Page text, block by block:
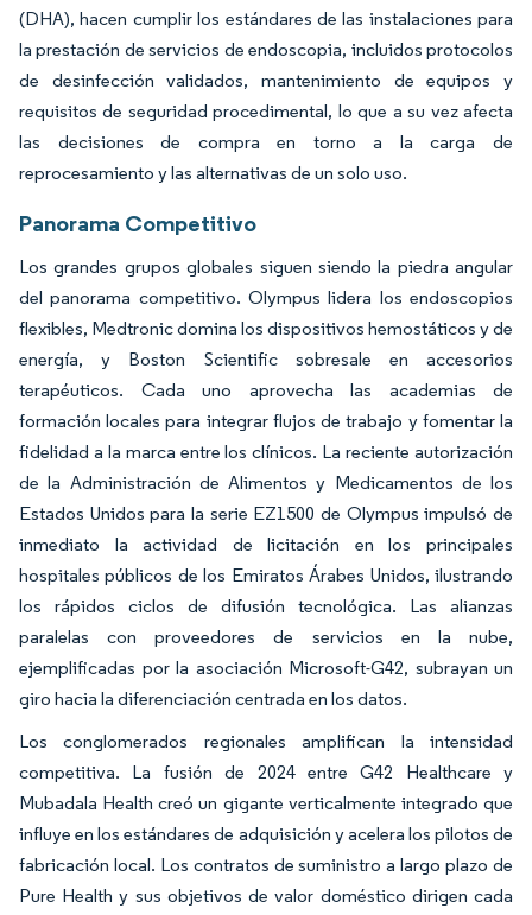
(DHA), hacen cumplir los estándares de las instalaciones para
la prestación de servicios de endoscopia, incluidos protocolos
de desinfección validados, mantenimiento de equipos y
requisitos de seguridad procedimental, lo que a su vez afecta
las decisiones de compra en torno a la carga de
reprocesamiento y las alternativas de un solo uso.
Panorama Competitivo
Los grandes grupos globales siguen siendo la piedra angular
del panorama competitivo. Olympus lidera los endoscopios
flexibles, Medtronic domina los dispositivos hemostáticos y de
energía, y Boston Scientific sobresale en accesorios
terapéuticos. Cada uno aprovecha las academias de
formación locales para integrar flujos de trabajo y fomentar la
fidelidad a la marca entre los clínicos. La reciente autorización
de la Administración de Alimentos y Medicamentos de los
Estados Unidos para la serie EZ1500 de Olympus impulsó de
inmediato la actividad de licitación en los principales
hospitales públicos de los Emiratos Árabes Unidos, ilustrando
los rápidos ciclos de difusión tecnológica. Las alianzas
paralelas con proveedores de servicios en la nube,
ejemplificadas por la asociación Microsoft-G42, subrayan un
giro hacia la diferenciación centrada en los datos.
Los conglomerados regionales amplifican la intensidad
competitiva. La fusión de 2024 entre G42 Healthcare y
Mubadala Health creó un gigante verticalmente integrado que
influye en los estándares de adquisición y acelera los pilotos de
fabricación local. Los contratos de suministro a largo plazo de
Pure Health y sus objetivos de valor doméstico dirigen cada